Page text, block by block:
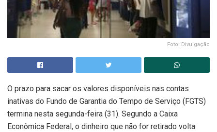
Foto: Divulgação
O prazo para sacar os valores disponíveis nas contas
inativas do Fundo de Garantia do Tempo de Serviço (FGTS)
termina nesta segunda-feira (31). Segundo a Caixa
Econômica Federal, o dinheiro que não for retirado volta